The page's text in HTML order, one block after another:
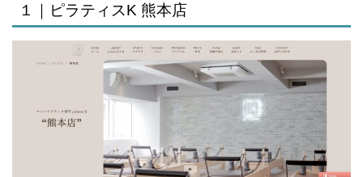
１｜ピラティスK 熊本店